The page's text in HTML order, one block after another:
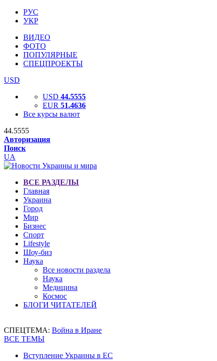
РУС
УКР
ВИДЕО
ФОТО
ПОПУЛЯРНЫЕ
СПЕЦПРОЕКТЫ
USD
USD 44.5555
EUR 51.4636
Все курсы валют
44.5555
Авторизация
Поиск
UA
ВСЕ РАЗДЕЛЫ
Главная
Украина
Город
Мир
Бизнес
Спорт
Lifestyle
Шоу-биз
Наука
Все новости раздела
Наука
Медицина
Космос
БЛОГИ ЧИТАТЕЛЕЙ
СПЕЦТЕМА: Война в Иране
ВСЕ ТЕМЫ
Вступление Украины в ЕС